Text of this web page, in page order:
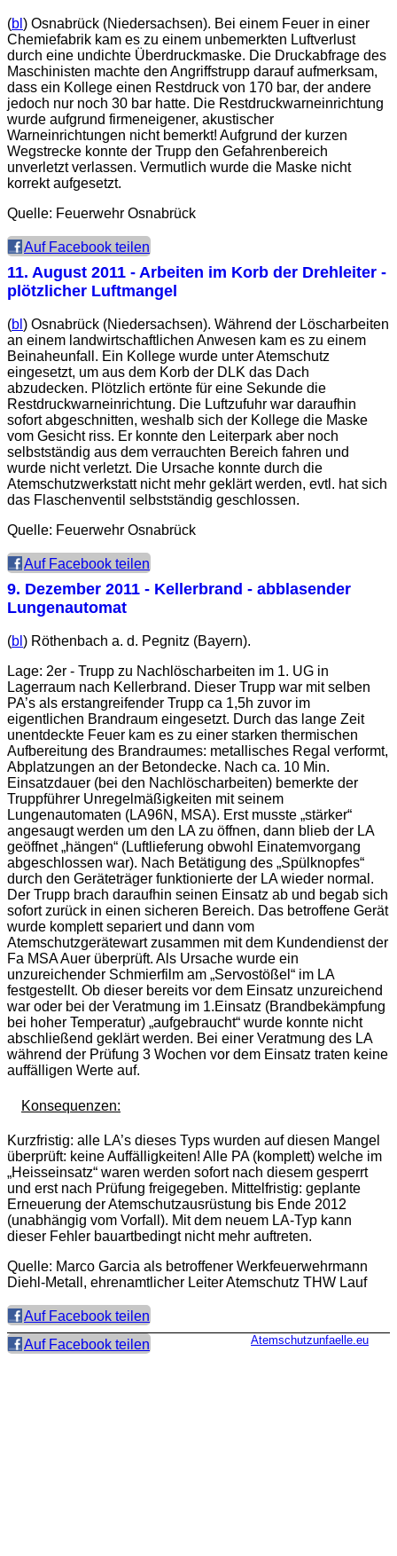
(bl ) Osnabrück (Niedersachsen). Bei einem Feuer in einer
Chemiefabrik kam es zu einem unbemerkten Luftverlust
durch eine undichte Überdruckmaske. Die Druckabfrage des
Maschinisten machte den Angriffstrupp darauf aufmerksam,
dass ein Kollege einen Restdruck von 170 bar, der andere
jedoch nur noch 30 bar hatte. Die Restdruckwarneinrichtung
wurde aufgrund firmeneigener, akustischer
Warneinrichtungen nicht bemerkt! Aufgrund der kurzen
Wegstrecke konnte der Trupp den Gefahrenbereich
unverletzt verlassen. Vermutlich wurde die Maske nicht
korrekt aufgesetzt.
Quelle: Feuerwehr Osnabrück
Auf Facebook teilen
11. August 2011 - Arbeiten im Korb der Drehleiter -
plötzlicher Luftmangel
(bl ) Osnabrück (Niedersachsen). Während der Löscharbeiten
an einem landwirtschaftlichen Anwesen kam es zu einem
Beinaheunfall. Ein Kollege wurde unter Atemschutz
eingesetzt, um aus dem Korb der DLK das Dach
abzudecken. Plötzlich ertönte für eine Sekunde die
Restdruckwarneinrichtung. Die Luftzufuhr war daraufhin
sofort abgeschnitten, weshalb sich der Kollege die Maske
vom Gesicht riss. Er konnte den Leiterpark aber noch
selbstständig aus dem verrauchten Bereich fahren und
wurde nicht verletzt. Die Ursache konnte durch die
Atemschutzwerkstatt nicht mehr geklärt werden, evtl. hat sich
das Flaschenventil selbstständig geschlossen.
Quelle: Feuerwehr Osnabrück
Auf Facebook teilen
9. Dezember 2011 - Kellerbrand - abblasender
Lungenautomat
(bl ) Röthenbach a. d. Pegnitz (Bayern).
Lage: 2er - Trupp zu Nachlöscharbeiten im 1. UG in
Lagerraum nach Kellerbrand. Dieser Trupp war mit selben
PA’s als erstangreifender Trupp ca 1,5h zuvor im
eigentlichen Brandraum eingesetzt. Durch das lange Zeit
unentdeckte Feuer kam es zu einer starken thermischen
Aufbereitung des Brandraumes: metallisches Regal verformt,
Abplatzungen an der Betondecke. Nach ca. 10 Min.
Einsatzdauer (bei den Nachlöscharbeiten) bemerkte der
Truppführer Unregelmäßigkeiten mit seinem
Lungenautomaten (LA96N, MSA). Erst musste „stärker“
angesaugt werden um den LA zu öffnen, dann blieb der LA
geöffnet „hängen“ (Luftlieferung obwohl Einatemvorgang
abgeschlossen war). Nach Betätigung des „Spülknopfes“
durch den Geräteträger funktionierte der LA wieder normal.
Der Trupp brach daraufhin seinen Einsatz ab und begab sich
sofort zurück in einen sicheren Bereich. Das betroffene Gerät
wurde komplett separiert und dann vom
Atemschutzgerätewart zusammen mit dem Kundendienst der
Fa MSA Auer überprüft. Als Ursache wurde ein
unzureichender Schmierfilm am „Servostößel“ im LA
festgestellt. Ob dieser bereits vor dem Einsatz unzureichend
war oder bei der Veratmung im 1.Einsatz (Brandbekämpfung
bei hoher Temperatur) „aufgebraucht“ wurde konnte nicht
abschließend geklärt werden. Bei einer Veratmung des LA
während der Prüfung 3 Wochen vor dem Einsatz traten keine
auffälligen Werte auf.
Konsequenzen:
Kurzfristig: alle LA’s dieses Typs wurden auf diesen Mangel
überprüft: keine Auffälligkeiten! Alle PA (komplett) welche im
„Heisseinsatz“ waren werden sofort nach diesem gesperrt
und erst nach Prüfung freigegeben. Mittelfristig: geplante
Erneuerung der Atemschutzausrüstung bis Ende 2012
(unabhängig vom Vorfall). Mit dem neuem LA-Typ kann
dieser Fehler bauartbedingt nicht mehr auftreten.
Quelle: Marco Garcia als betroffener Werkfeuerwehrmann
Diehl-Metall, ehrenamtlicher Leiter Atemschutz THW Lauf
Auf Facebook teilen
Auf Facebook teilen
Atemschutzunfaelle.eu